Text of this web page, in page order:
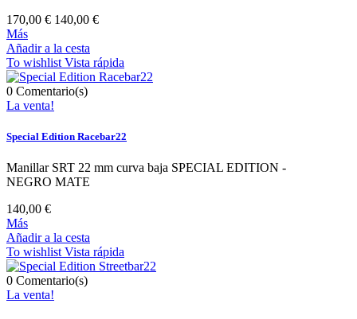
170,00 € 140,00 €
Más
Añadir a la cesta
To wishlist Vista rápida
0 Comentario(s)
La venta!
Special Edition Racebar22
Manillar SRT 22 mm curva baja SPECIAL EDITION -
NEGRO MATE
140,00 €
Más
Añadir a la cesta
To wishlist Vista rápida
0 Comentario(s)
La venta!